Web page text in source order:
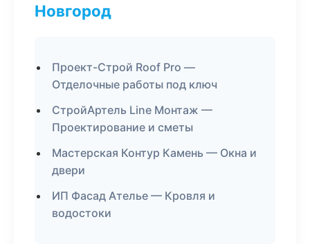
Новгород
Проект-Строй Roof Pro —
Отделочные работы под ключ
СтройАртель Line Монтаж —
Проектирование и сметы
Мастерская Контур Камень — Окна и
двери
ИП Фасад Ателье — Кровля и
водостоки